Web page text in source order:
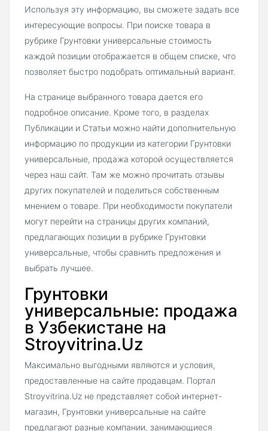
Используя эту информацию, вы сможете задать все
интересующие вопросы. При поиске товара в
рубрике Грунтовки универсальные стоимость
каждой позиции отображается в общем списке, что
позволяет быстро подобрать оптимальный вариант.
На странице выбранного товара дается его
подробное описание. Кроме того, в разделах
Публикации и Статьи можно найти дополнительную
информацию по продукции из категории Грунтовки
универсальные, продажа которой осуществляется
через наш сайт. Там же можно прочитать отзывы
других покупателей и поделиться собственным
мнением о товаре. При необходимости покупатели
могут перейти на страницы других компаний,
предлагающих позиции в рубрике Грунтовки
универсальные, чтобы сравнить предложения и
выбрать лучшее.
Грунтовки
универсальные: продажа
в Узбекистане на
Stroyvitrina.Uz
Максимально выгодными являются и условия,
предоставленные на сайте продавцам. Портал
Stroyvitrina.Uz не представляет собой интернет-
магазин, Грунтовки универсальные на сайте
предлагают разные компании, занимающиеся